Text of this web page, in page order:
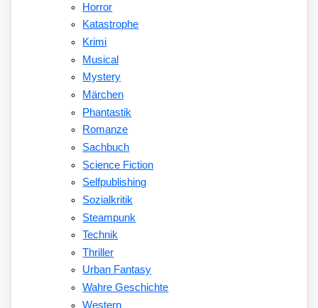
Horror
Katastrophe
Krimi
Musical
Mystery
Märchen
Phantastik
Romanze
Sachbuch
Science Fiction
Selfpublishing
Sozialkritik
Steampunk
Technik
Thriller
Urban Fantasy
Wahre Geschichte
Western